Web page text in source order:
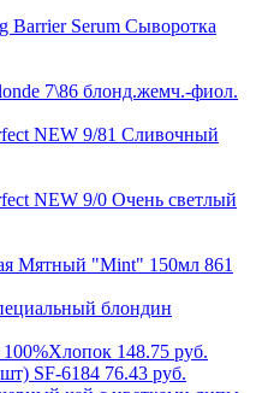
861
148.75 руб.
76.43 руб.